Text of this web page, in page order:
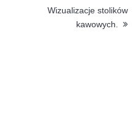
Wizualizacje stolików
kawowych.